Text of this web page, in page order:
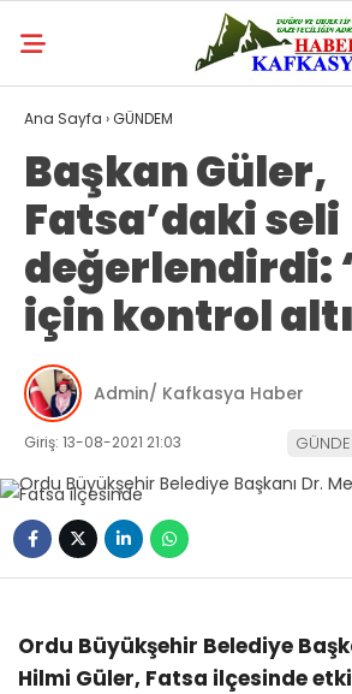
Ana Sayfa ›GÜNDEM
Başkan Güler,
Fatsa’daki seli
değerlendirdi:
için kontrol
Admin/ Kafkasya Haber
Giriş: 13-08-2021 21:03
Ordu Büyükşehir Belediye
Hilmi Güler, Fatsa ilçesinde